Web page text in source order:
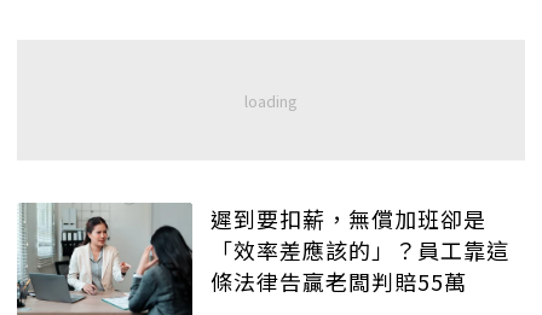
遲到要扣薪，無償加班卻是
「效率差應該的」？員工靠這
條法律告贏老闆判賠55萬